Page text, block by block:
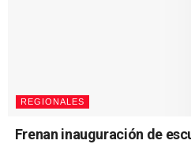
REGIONALES
Frenan inauguración de